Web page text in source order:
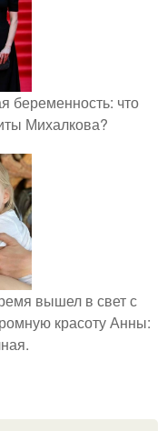
беременность: что
Михалкова?
вышел в свет с
красоту Анны: